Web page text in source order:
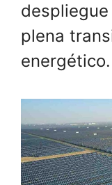
plena
energético.